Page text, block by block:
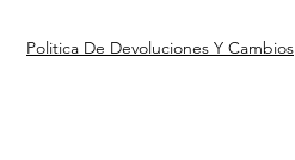
Politica De Devoluciones Y Cambios